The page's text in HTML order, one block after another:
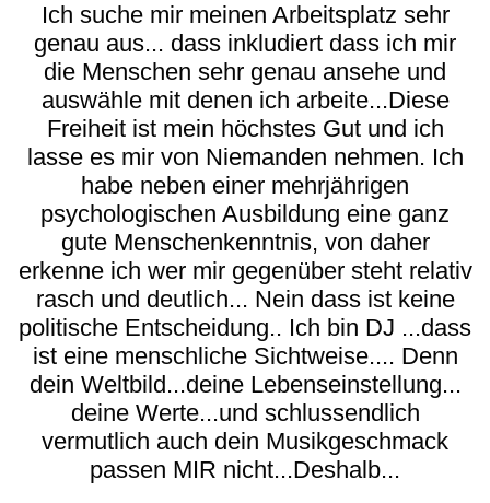
Ich suche mir meinen Arbeitsplatz sehr
genau aus... dass inkludiert dass ich mir
die Menschen sehr genau ansehe und
auswähle mit denen ich arbeite...Diese
Freiheit ist mein höchstes Gut und ich
lasse es mir von Niemanden nehmen. Ich
habe neben einer mehrjährigen
psychologischen Ausbildung eine ganz
gute Menschenkenntnis, von daher
erkenne ich wer mir gegenüber steht relativ
rasch und deutlich... Nein dass ist keine
politische Entscheidung.. Ich bin DJ ...dass
ist eine menschliche Sichtweise.... Denn
dein Weltbild...deine Lebenseinstellung...
deine Werte...und schlussendlich
vermutlich auch dein Musikgeschmack
passen MIR nicht...Deshalb...